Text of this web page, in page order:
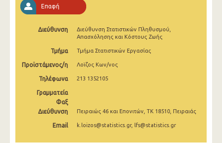
4o Τρίμηνο 2021
3o Τρίμηνο 2021
2o Τρίμηνο 2021
1o Τρίμηνο 2021
4o Τρίμηνο 2020
3o Τρίμηνο 2020
Επαφή
Διεύθυνση
Διεύθυνση Στατιστικών Πληθυσμού,
Απασχόλησης και Κόστους Ζωής
Τμήμα Τμήμα Στατιστικών Εργασίας
Προϊστάμενος/η Λοϊζος Κων/νος
Τηλέφωνα 213 1352105
Γραμματεία
Φαξ
Διεύθυνση
Πειραιώς 46 και Επονιτών, ΤΚ 18510, Πειραιάς
Email k.loizos@statistics.gr, lfs@statistics.gr